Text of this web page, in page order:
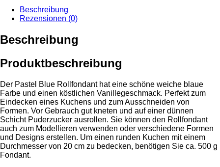
Beschreibung
Rezensionen (0)
Beschreibung
Produktbeschreibung
Der Pastel Blue Rollfondant hat eine schöne weiche blaue
Farbe und einen köstlichen Vanillegeschmack. Perfekt zum
Eindecken eines Kuchens und zum Ausschneiden von
Formen. Vor Gebrauch gut kneten und auf einer dünnen
Schicht Puderzucker ausrollen. Sie können den Rollfondant
auch zum Modellieren verwenden oder verschiedene Formen
und Designs erstellen. Um einen runden Kuchen mit einem
Durchmesser von 20 cm zu bedecken, benötigen Sie ca. 500 g
Fondant.